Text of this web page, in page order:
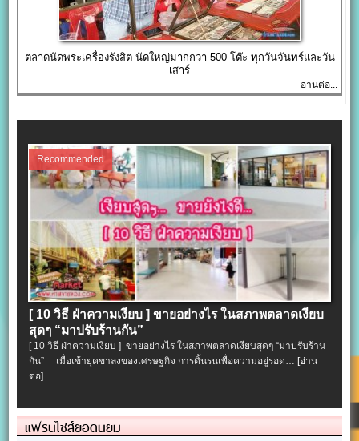
ตลาดนัดพระเครื่องรังสิต นัดใหญ่มากกว่า 500 โต๊ะ ทุกวันจันทร์และวัน
เสาร์
อ่านต่อ...
Recommended
[ 10 วิธี ฝ่าความเงียบ ] ขายอย่างไร ในสภาพตลาดเงียบ
สุดๆ “มาปรับร้านกัน”
[ 10 วิธี ฝ่าความเงียบ ] ขายอย่างไร ในสภาพตลาดเงียบสุดๆ “มาปรับร้าน
กัน” เมื่อเข้ายุคขาลงของเศรษฐกิจ การดิ้นรนเพื่อความอยู่รอด… [อ่าน
ต่อ]
แฟรนไชส์ยอดนิยม